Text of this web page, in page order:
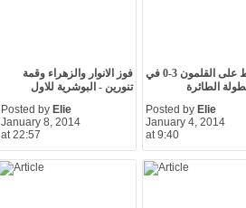
فوز الانوار والزهراء وقمة
تنورين - البوشرية للاول
Posted by Elie
January 8, 2014
at 22:57
فوز بلاط على القلمون 3-0 في
الطائرة
Posted by Elie
January 4, 2014
at 9:40